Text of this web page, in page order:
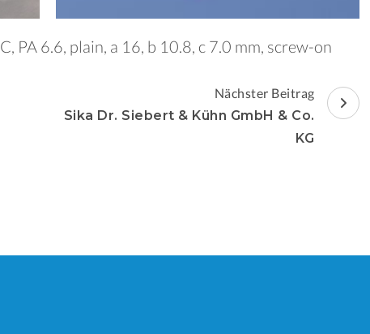
PA 6.6, plain, a 16, b 10.8, c 7.0 mm, screw-on
Nächster Beitrag
Sika Dr. Siebert & Kühn GmbH & Co.
KG